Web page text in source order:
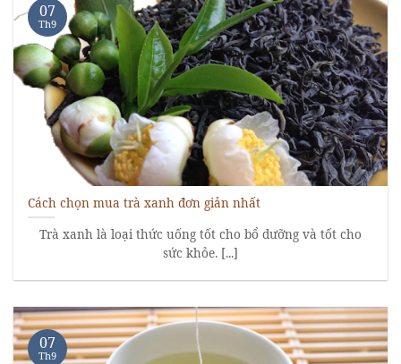
Cách chọn mua trà xanh đơn giản nhất
Trà xanh là loại thức uống tốt cho bổ dưỡng và tốt cho
sức khỏe. [...]
07
Th9
07
Th9